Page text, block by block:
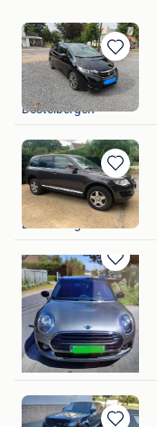
Bewaren
in
Mijn
Favorieten
Laurens Daemers
Destelbergen
Bewaren
in
Mijn
Favorieten
Tristan Van Coillie
Destelbergen
Bewaren
in
Mijn
Favorieten
Veerle
Destelbergen